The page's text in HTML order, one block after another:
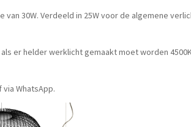
30W. Verdeeld in 25W voor de algemene
er helder werklicht gemaakt moet worden
WhatsApp.